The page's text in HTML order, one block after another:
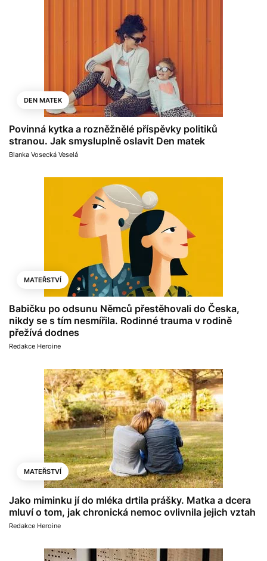
DEN MATEK
Povinná kytka a rozněžnělé příspěvky politiků
stranou. Jak smysluplně oslavit Den matek
Blanka Vosecká Veselá
MATEŘSTVÍ
Babičku po odsunu Němců přestěhovali do Česka,
nikdy se s tím nesmířila. Rodinné trauma v rodině
přežívá dodnes
Redakce Heroine
MATEŘSTVÍ
Jako miminku jí do mléka drtila prášky. Matka a dcera
mluví o tom, jak chronická nemoc ovlivnila jejich vztah
Redakce Heroine